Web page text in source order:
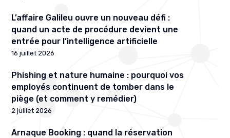
L’affaire Galileu ouvre un nouveau défi :
quand un acte de procédure devient une
entrée pour l’intelligence artificielle
16 juillet 2026
Phishing et nature humaine : pourquoi vos
employés continuent de tomber dans le
piège (et comment y remédier)
2 juillet 2026
Arnaque Booking : quand la réservation